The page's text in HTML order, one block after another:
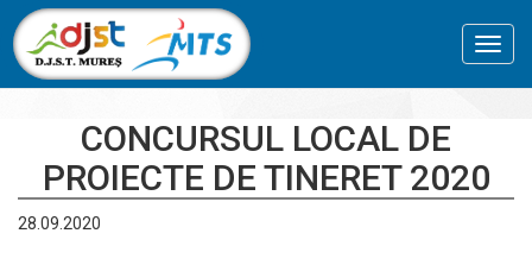
CONCURSUL LOCAL DE
PROIECTE DE TINERET 2020
28.09.2020